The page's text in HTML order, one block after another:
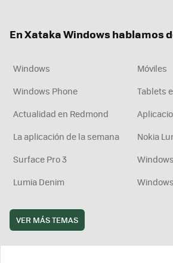
En Xataka Windows hablamos
Windows
Móviles
Windows Phone
Tablets
Actualidad en Redmond
La aplicación de la semana
Nokia
Surface Pro 3
Lumia Denim
VER MÁS TEMAS